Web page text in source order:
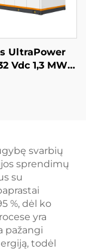
UltraPower
Vdc 1,3 MWh
BESS
svarbių
sprendimų
su
%, dėl ko
yra
pažangi
todėl